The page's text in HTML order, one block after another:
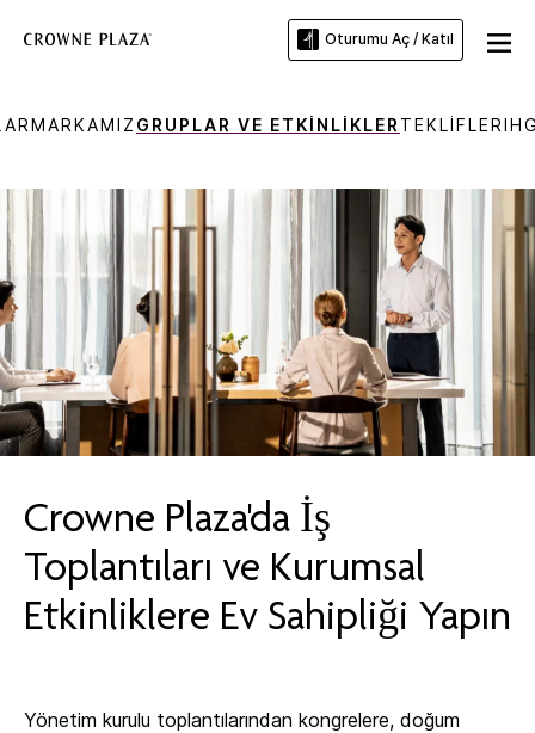
Oturumu Aç / Katıl
MARKAMIZ GRUPLAR VE ETKINLIKLER TEKLIFLER
Crowne Plaza'da İş
Toplantıları ve Kurumsal
Etkinliklere Ev Sahipliği Yapın
Yönetim kurulu toplantılarından kongrelere, doğum